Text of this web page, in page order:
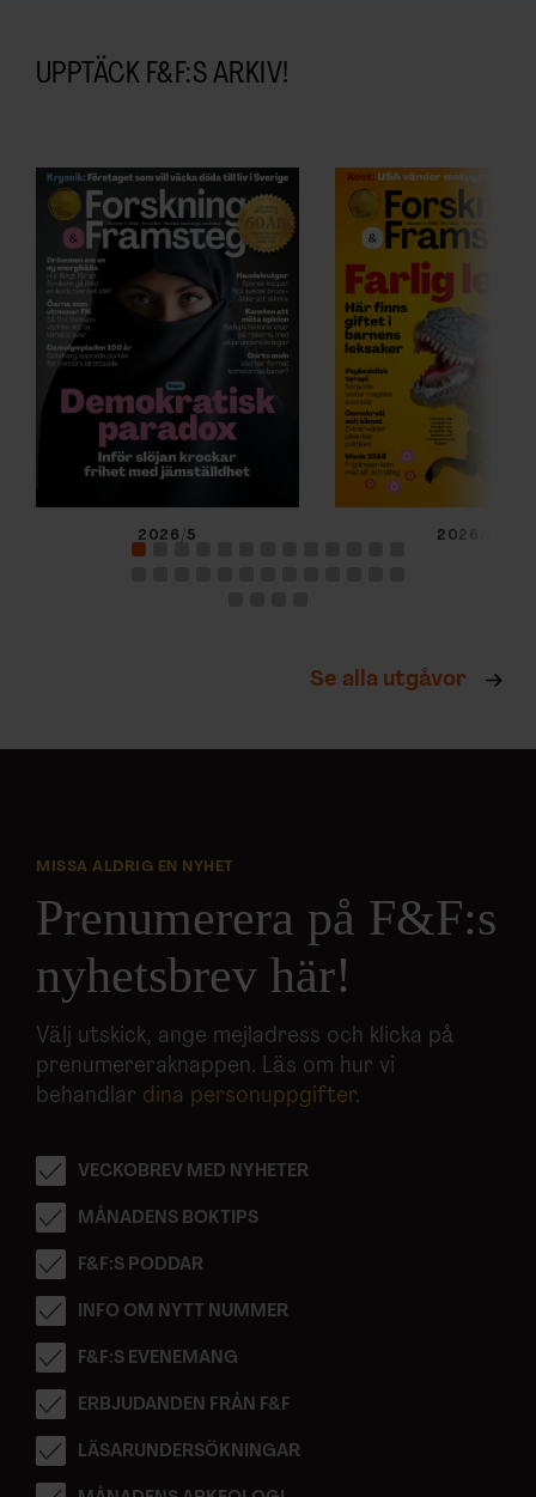
UPPTÄCK F&F:S ARKIV!
2026/5 2026/4
Se alla utgåvor
MISSA ALDRIG EN NYHET
Prenumerera på F&F:s
nyhetsbrev här!
Välj utskick, ange mejladress och klicka på
prenumereraknappen. Läs om hur vi
behandlar dina personuppgifter.
VECKOBREV MED NYHETER
MÅNADENS BOKTIPS
F&F:S PODDAR
INFO OM NYTT NUMMER
F&F:S EVENEMANG
ERBJUDANDEN FRÅN F&F
LÄSARUNDERSÖKNINGAR